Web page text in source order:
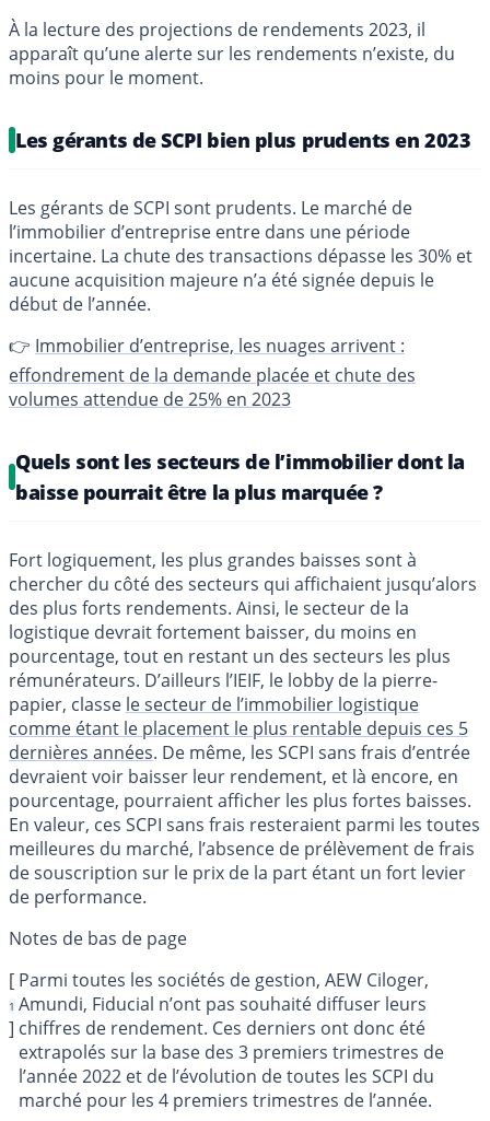
À la lecture des projections de rendements 2023, il
apparaît qu’une alerte sur les rendements n’existe, du
moins pour le moment.
Les gérants de SCPI bien plus prudents en 2023
Les gérants de SCPI sont prudents. Le marché de
l’immobilier d’entreprise entre dans une période
incertaine. La chute des transactions dépasse les 30% et
aucune acquisition majeure n’a été signée depuis le
début de l’année.
👉 Immobilier d’entreprise, les nuages arrivent :
effondrement de la demande placée et chute des
volumes attendue de 25% en 2023
Quels sont les secteurs de l’immobilier dont la
baisse pourrait être la plus marquée ?
Fort logiquement, les plus grandes baisses sont à
chercher du côté des secteurs qui affichaient jusqu’alors
des plus forts rendements. Ainsi, le secteur de la
logistique devrait fortement baisser, du moins en
pourcentage, tout en restant un des secteurs les plus
rémunérateurs. D’ailleurs l’IEIF, le lobby de la pierre-
papier, classe le secteur de l’immobilier logistique
comme étant le placement le plus rentable depuis ces 5
dernières années. De même, les SCPI sans frais d’entrée
devraient voir baisser leur rendement, et là encore, en
pourcentage, pourraient afficher les plus fortes baisses.
En valeur, ces SCPI sans frais resteraient parmi les toutes
meilleures du marché, l’absence de prélèvement de frais
de souscription sur le prix de la part étant un fort levier
de performance.
[
1
]
Parmi toutes les sociétés de gestion, AEW Ciloger,
Amundi, Fiducial n’ont pas souhaité diffuser leurs
chiffres de rendement. Ces derniers ont donc été
extrapolés sur la base des 3 premiers trimestres de
l’année 2022 et de l’évolution de toutes les SCPI du
marché pour les 4 premiers trimestres de l’année.